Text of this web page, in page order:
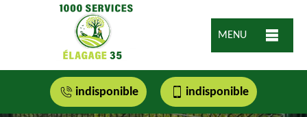
MENU
indisponible indisponible